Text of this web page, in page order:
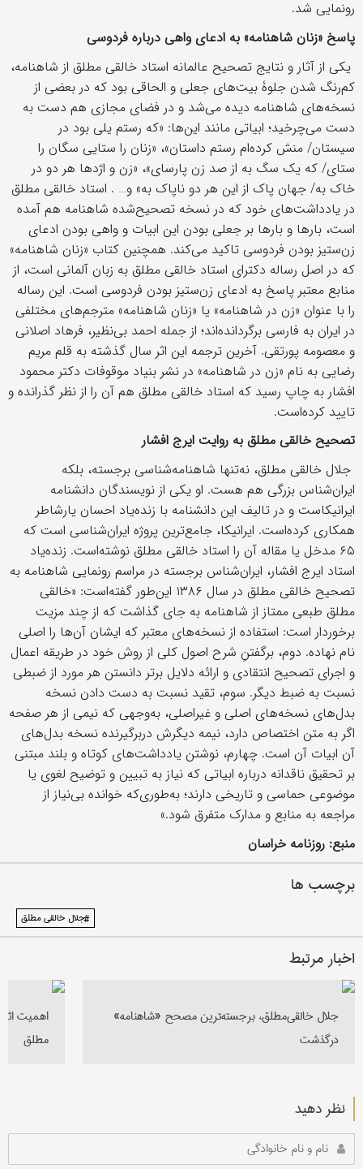
رونمایی شد.
پاسخ «زنان شاهنامه» به ادعای واهی درباره فردوسی
یکی از آثار و نتایج تصحیح عالمانه استاد خالقی مطلق از شاهنامه،
کم‌رنگ شدن جلوۀ بیت‌های جعلی و الحاقی بود که در بعضی از
نسخه‌های شاهنامه دیده می‌شد و در فضای مجازی هم دست به
دست می‌چرخید؛ ابیاتی مانند این‌ها: «که رستم یلی بود در
سیستان/ منش کرده‌ام رستم داستان»، «زنان را ستایی سگان را
ستای/ که یک سگ به از صد زن پارسای»، «زن و اژدها هر دو در
خاک به/ جهان پاک از این هر دو ناپاک به» و… . استاد خالقی مطلق
در یادداشت‌های خود که در نسخه تصحیح‌شده شاهنامه هم آمده
است، بارها و بارها بر جعلی بودن این ابیات و واهی بودن ادعای
زن‌ستیز بودن فردوسی تاکید می‌کند. همچنین کتاب «زنان شاهنامه»
که در اصل رساله دکترای استاد خالقی مطلق به زبان آلمانی است، از
منابع معتبر پاسخ به ادعای زن‌ستیز بودن فردوسی است. این رساله
را با عنوان «زن در شاهنامه» یا «زنان شاهنامه» مترجم‌های مختلفی
در ایران به فارسی برگردانده‌اند؛ از جمله احمد بی‌نظیر، فرهاد اصلانی
و معصومه پورتقی. آخرین ترجمه این اثر سال گذشته به قلم مریم
رضایی به نام «زن در شاهنامه» در نشر بنیاد موقوفات دکتر محمود
افشار به چاپ رسید که استاد خالقی مطلق هم آن را از نظر گذرانده و
تایید کرده‌است.
تصحیح خالقی مطلق به روایت ایرج افشار
جلال خالقی مطلق، نه‌تنها شاهنامه‌شناسی برجسته، بلکه
ایران‌شناس بزرگی هم هست. او یکی از نویسندگان دانشنامه
ایرانیکاست و در تالیف این دانشنامه با زنده‌یاد احسان یارشاطر
همکاری کرده‌است. ایرانیکا، جامع‌ترین پروژه ایران‌شناسی است که
۶۵ مدخل یا مقاله آن را استاد خالقی مطلق نوشته‌است. زنده‌یاد
استاد ایرج افشار، ایران‌شناس برجسته در مراسم رونمایی شاهنامه به
تصحیح خالقی مطلق در سال ۱۳۸۶ این‌طور گفته‌است: «خالقی
مطلق طبعی ممتاز از شاهنامه به جای گذاشت که از چند مزیت
برخوردار است: استفاده از نسخه‌های معتبر که ایشان آن‌ها را اصلی
نام نهاده. دوم، برگفتنِ شرح اصول کلی از روش خود در طریقه اعمال
و اجرای تصحیح انتقادی و ارائه دلایل برتر دانستن هر مورد از ضبطی
نسبت به ضبط دیگر. سوم، تقید نسبت به دست دادن نسخه
بدل‌های نسخه‌های اصلی و غیراصلی، به‌وجهی که نیمی از هر صفحه
اگر به متن اختصاص دارد، نیمه دیگرش دربرگیرنده نسخه بدل‌های
آن ابیات آن است. چهارم، نوشتن یادداشت‌های کوتاه و بلند مبتنی
بر تحقیق ناقدانه درباره ابیاتی که نیاز به تبیین و توضیح لغوی یا
موضوعی حماسی و تاریخی دارند؛ به‌طوری‌که خوانده بی‌نیاز از
مراجعه به منابع و مدارک متفرق شود.»
منبع: روزنامه خراسان
برچسب ها
#جلال خالقی مطلق
اخبار مرتبط
جلال خالقی‌مطلق، برجسته‌ترین مصحح «شاهنامه»
درگذشت
اهمیت
مطلق
نظر دهید